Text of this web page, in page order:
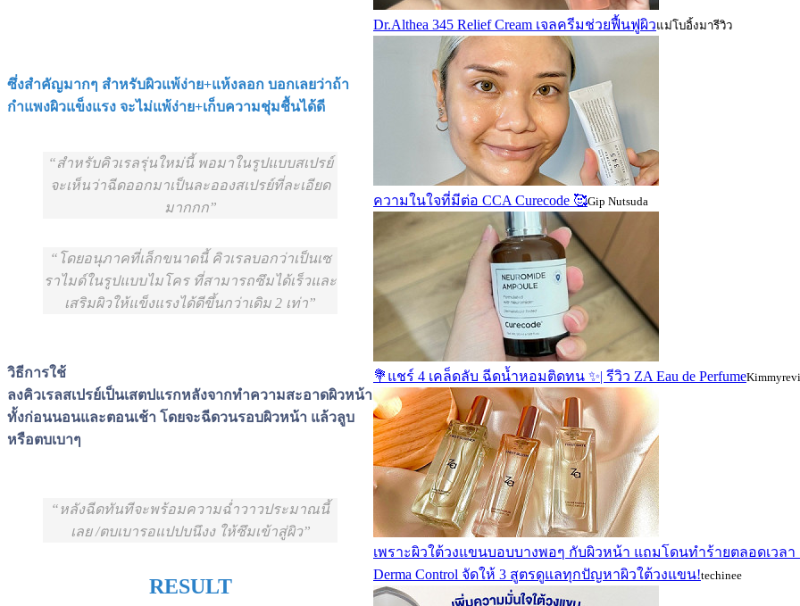
ซึ่งสำคัญมากๆ สำหรับผิวแพ้ง่าย+แห้งลอก บอกเลยว่าถ้า
กำแพงผิวแข็งแรง จะไม่แพ้ง่าย+เก็บความชุ่มชื้นได้ดี
สำหรับคิวเรลรุ่นใหม่นี้ พอมาในรูปแบบสเปรย์
จะเห็นว่าฉีดออกมาเป็นละอองสเปรย์ที่ละเอียด
มากกก
โดยอนุภาคที่เล็กขนาดนี้ คิวเรลบอกว่าเป็นเซ
ราไมด์ในรูปแบบไมโคร ที่สามารถซึมได้เร็วและ
เสริมผิวให้แข็งแรงได้ดีขึ้นกว่าเดิม 2 เท่า
วิธีการใช้
ลงคิวเรลสเปรย์เป็นเสตปแรกหลังจากทำความสะอาดผิวหน้า
ทั้งก่อนนอนและตอนเช้า โดยจะฉีดวนรอบผิวหน้า แล้วลูบ
หรือตบเบาๆ
หลังฉีดทันทีจะพร้อมความฉ่ำวาวประมาณนี้
เลย /ตบเบารอแปปบนึงง ให้ซึมเข้าสู่ผิว
RESULT​
Dr.Althea 345 Relief Cream เจลครีมช่วยฟื้นฟูผิวแม่โบอิ้งมารีวิว
ความในใจที่มีต่อ CCA Curecode 🥰Gip Nutsuda
💐แชร์ 4 เคล็ดลับ ฉีดน้ำหอมติดทน ✨| รีวิว ZA Eau de Perfume
เพราะผิวใต้วงแขนบอบบางพอๆ กับผิวหน้า แถมโดนทำร้ายตลอดเวลา
Derma Control จัดให้ 3 สูตรดูแลทุกปัญหาผิวใต้วงแขน!techinee